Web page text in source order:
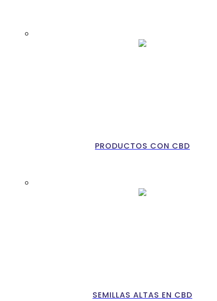
PRODUCTOS CON CBD
SEMILLAS ALTAS EN CBD